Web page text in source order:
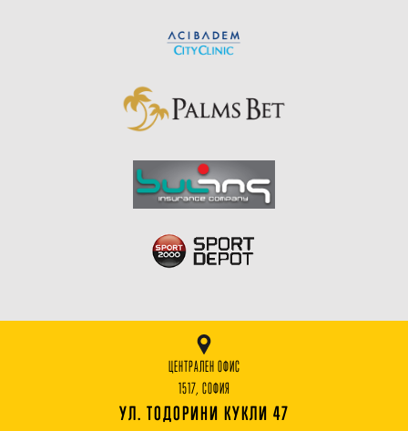
ЦЕНТРАЛЕН ОФИС
1517, СОФИЯ
УЛ. ТОДОРИНИ КУКЛИ 47